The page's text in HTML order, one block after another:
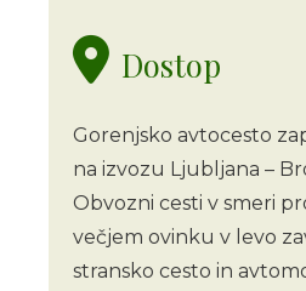
Dostop
Gorenjsko avtocesto
na izvozu Ljubljana –
Obvozni cesti v smeri
večjem ovinku v levo
stransko cesto in